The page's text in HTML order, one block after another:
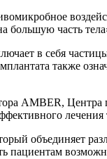
большую часть
в себя
также
AMBER,
объединяет
пациентам